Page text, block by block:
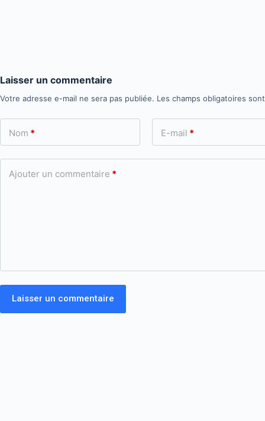
Laisser un commentaire
Votre adresse e-mail ne sera pas publiée. Les champs obligatoires
Nom * E-mail *
Ajouter un commentaire *
Laisser un commentaire